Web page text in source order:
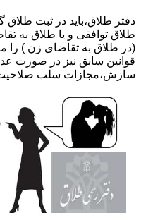
دفتر طلاق،باید در ثبت
طلاق توافقی و یا طلاق به
قوانین سابق نیز در صورت
سازش،مجازات سلب صلاحیت